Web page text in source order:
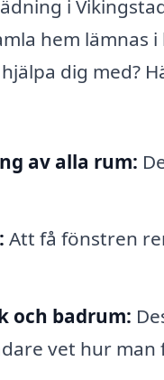
i
hem lämnas
dig med?
av alla rum:
Att få fönstren
och badrum:
vet hur man